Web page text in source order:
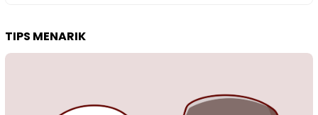
TIPS MENARIK